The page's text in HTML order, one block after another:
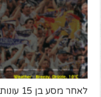
לאחר